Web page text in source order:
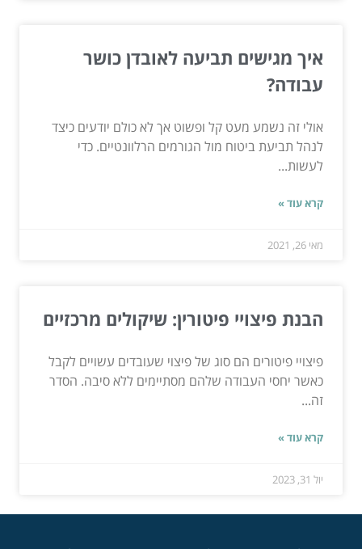
איך מגישים תביעה לאובדן כושר
עבודה?
אולי זה נשמע מעט קל ופשוט אך לא כולם יודעים כיצד
לנהל תביעת ביטוח מול הגורמים הרלוונטיים. כדי
לעשות...
קרא עוד »
מאי 26, 2021
הבנת פיצויי פיטורין: שיקולים מרכזיים
פיצויי פיטורים הם סוג של פיצוי שעובדים עשויים לקבל
כאשר יחסי העבודה שלהם מסתיימים ללא סיבה. הסדר
זה...
קרא עוד »
יול 31, 2023